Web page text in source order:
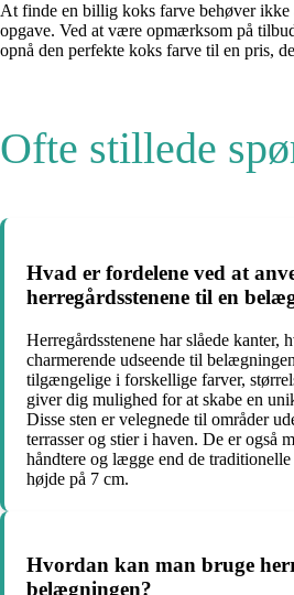
At finde en billig koks farve behøver
opgave. Ved at være opmærksom på
opnå den perfekte koks farve til en pris,
Ofte stillede
Hvad er fordelene ved at
herregårdsstenene til en
Herregårdsstenene har slåede kanter,
charmerende udseende til
tilgængelige i forskellige farver,
giver dig mulighed for at skabe en
Disse sten er velegnede til områder
terrasser og stier i haven. De er også
håndtere og lægge end de traditionelle
højde på 7 cm.
Hvordan kan man bruge
belægningen?